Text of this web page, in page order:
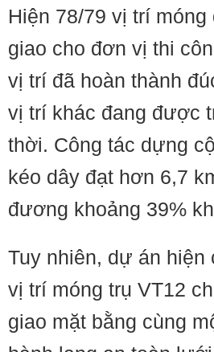
Hiện 78/79 vị trí
giao cho đơn vị thi
vị trí đã hoàn thành
vị trí khác đang được
thời. Công tác dựng
kéo dây đạt hơn 6,7
đương khoảng 39%
Tuy nhiên, dự án
vị trí móng trụ VT12
giao mặt bằng cùng